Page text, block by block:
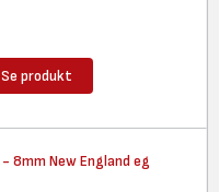
Se produkt
- 8mm New England eg